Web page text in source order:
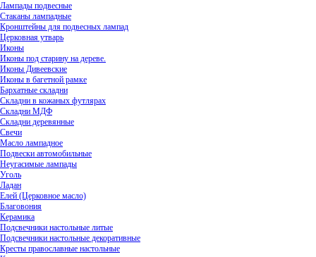
Лампады подвесные
Стаканы лампадные
Кронштейны для подвесных лампад
Церковная утварь
Иконы
Иконы под старину на дереве.
Иконы Дивеевские
Иконы в багетной рамке
Бархатные складни
Складни в кожаных футлярах
Складни МДФ
Складни деревянные
Свечи
Масло лампадное
Подвески автомобильные
Неугасимые лампады
Уголь
Ладан
Елей (Церковное масло)
Благовония
Керамика
Подсвечники настольные литые
Подсвечники настольные декоративные
Кресты православные настольные